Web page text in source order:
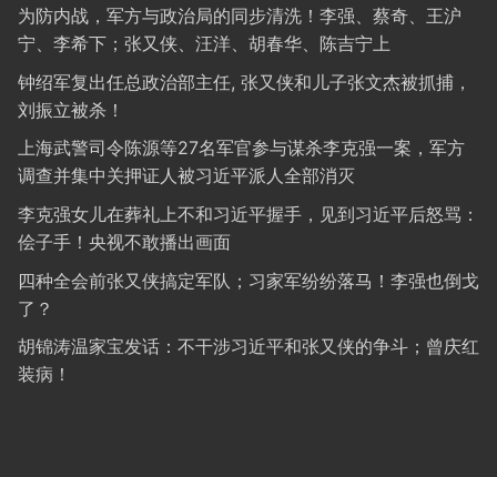
为防内战，军方与政治局的同步清洗！李强、蔡奇、王沪
宁、李希下；张又侠、汪洋、胡春华、陈吉宁上
钟绍军复出任总政治部主任, 张又侠和儿子张文杰被抓捕，
刘振立被杀！
上海武警司令陈源等27名军官参与谋杀李克强一案，军方
调查并集中关押证人被习近平派人全部消灭
李克强女儿在葬礼上不和习近平握手，见到习近平后怒骂：
侩子手！央视不敢播出画面
四种全会前张又侠搞定军队；习家军纷纷落马！李强也倒戈
了？
胡锦涛温家宝发话：不干涉习近平和张又侠的争斗；曾庆红
装病！